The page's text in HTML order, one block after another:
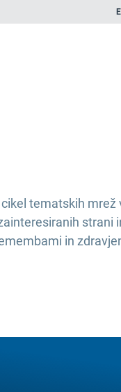
tematskih
strani
in